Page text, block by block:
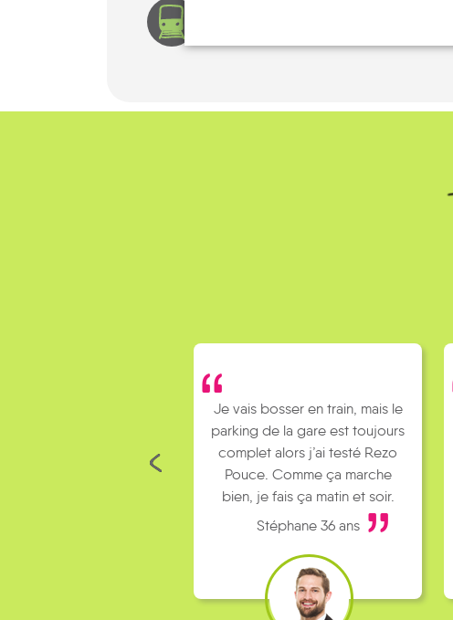
Je vais bosser en train, mais le
parking de la gare est toujours
complet alors j’ai testé Rezo
Pouce. Comme ça marche
bien, je fais ça matin et soir.
Stéphane 36 ans